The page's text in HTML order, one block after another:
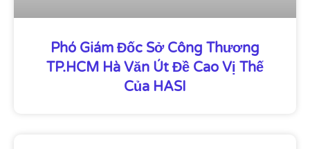
Phó Giám Đốc Sở Công Thương
TP.HCM Hà Văn Út Đề Cao Vị Thế
Của HASI